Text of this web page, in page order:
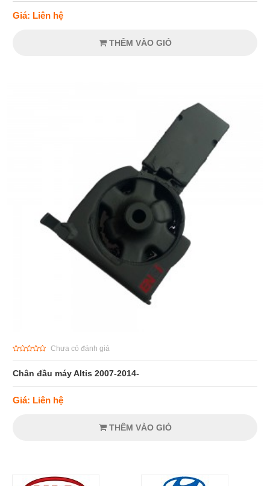
Giá: Liên hệ
THÊM VÀO GIỎ
Chưa có đánh giá
Chân đầu máy Altis 2007-2014-
Giá: Liên hệ
THÊM VÀO GIỎ